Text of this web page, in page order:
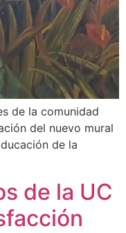
de la comunidad
del nuevo mural
de la
de la UC